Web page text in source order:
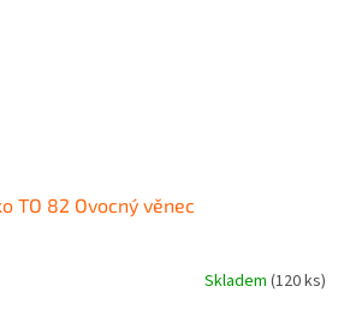
TO 82 Ovocný věnec
Skladem (120 ks)